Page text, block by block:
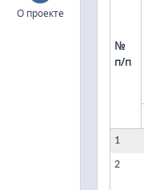
О проекте
№
п/п
1
2